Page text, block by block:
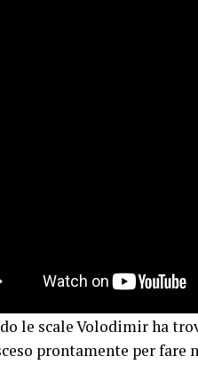
le scale Volodimir ha
prontamente per fare